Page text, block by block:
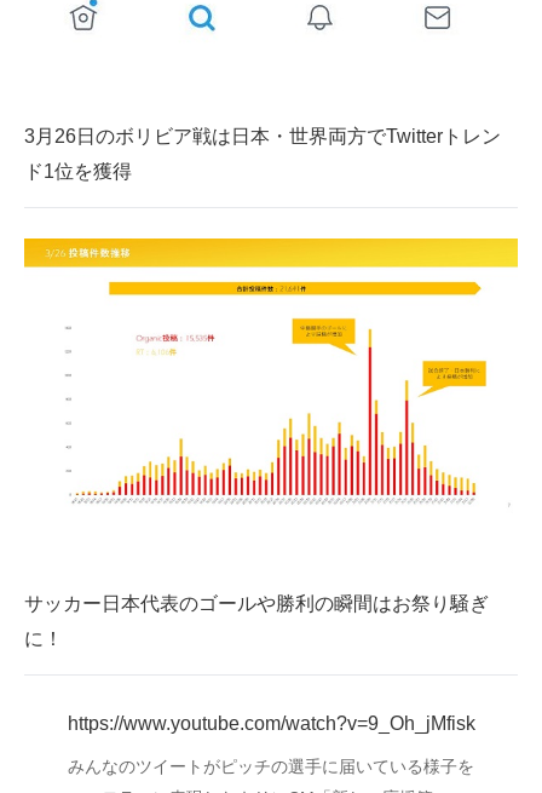
3月26日のボリビア戦は日本・世界両方でTwitterトレン
ド1位を獲得
サッカー日本代表のゴールや勝利の瞬間はお祭り騒ぎ
に！
https://www.youtube.com/watch?v=9_Oh_jMfisk
みんなのツイートがピッチの選手に届いている様子を